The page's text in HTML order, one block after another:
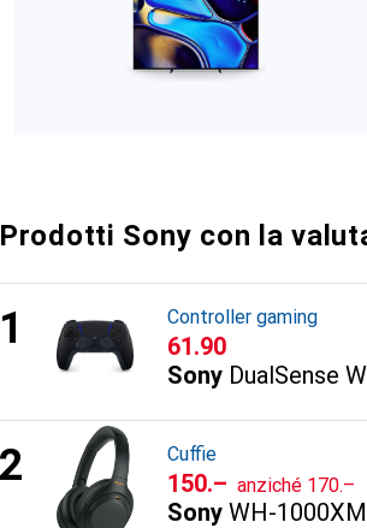
Prodotti Sony con la
Controller gaming
CHF
61.90
Sony DualSense
Cuffie
CHF
150.– anziché CHF
170.–
Sony WH-